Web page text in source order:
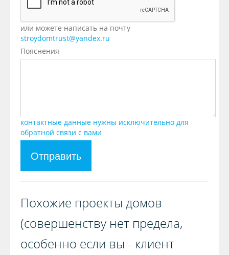
или можете написать на почту
stroydomtrust@yandex.ru
Пояснения
контактные данные нужны исключительно для
обратной связи с вами
Отправить
Похожие проекты домов
(совершенству нет предела,
особенно если вы - клиент